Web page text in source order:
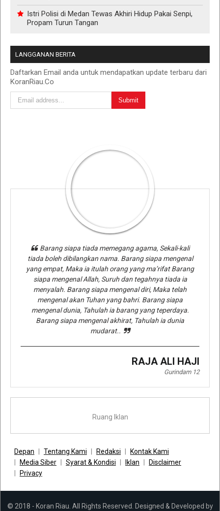
Istri Polisi di Medan Tewas Akhiri Hidup Pakai Senpi,
Propam Turun Tangan
LANGGANAN BERITA
Daftarkan Email anda untuk mendapatkan update terbaru dari
KoranRiau.Co
Barang siapa tiada memegang agama, Sekali-kali
tiada boleh dibilangkan nama. Barang siapa mengenal
yang empat, Maka ia itulah orang yang ma’rifat Barang
siapa mengenal Allah, Suruh dan tegahnya tiada ia
menyalah. Barang siapa mengenal diri, Maka telah
mengenal akan Tuhan yang bahri. Barang siapa
mengenal dunia, Tahulah ia barang yang teperdaya.
Barang siapa mengenal akhirat, Tahulah ia dunia
mudarat..
RAJA ALI HAJI
Gurindam 12
Ruang Iklan
Depan Tentang Kami Redaksi
Kontak Kami
Media Siber
Syarat & Kondisi Iklan
Disclaimer
Privacy
© 2018 - Koran Riau. All Rights Reserved. Designed & Developed by